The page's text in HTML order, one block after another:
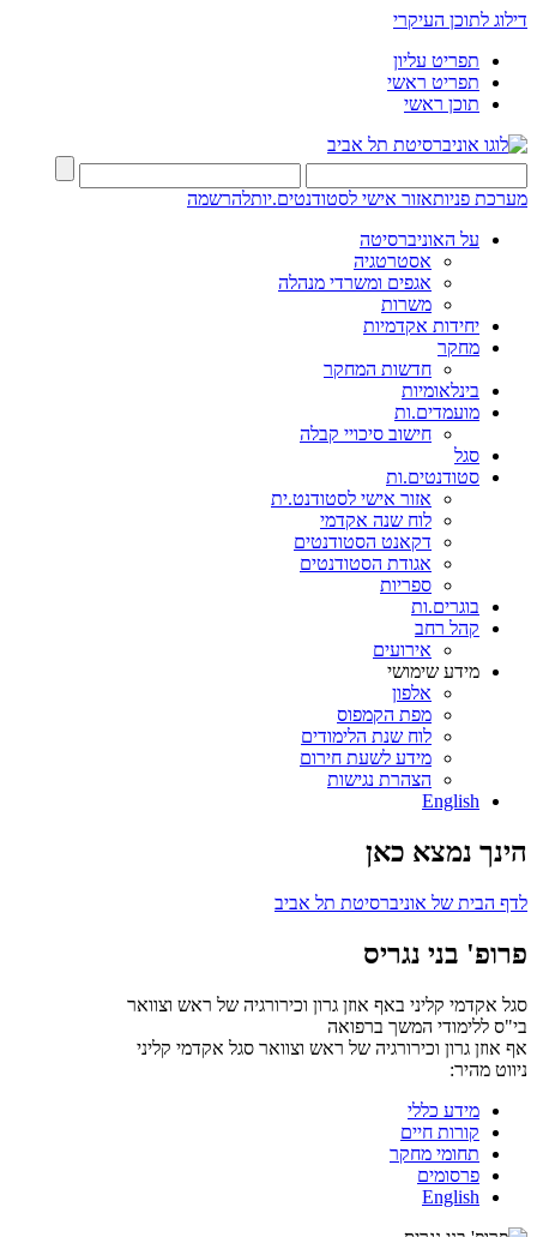
דילוג לתוכן העיקרי
תפריט עליון
תפריט ראשי
תוכן ראשי
מערכת פניותאזור אישי לסטודנטים.יותלהרשמה
על האוניברסיטה
אסטרטגיה
אגפים ומשרדי מנהלה
משרות
יחידות אקדמיות
מחקר
חדשות המחקר
בינלאומיות
מועמדים.ות
חישוב סיכויי קבלה
סגל
סטודנטים.ות
אזור אישי לסטודנט.ית
לוח שנה אקדמי
דקאנט הסטודנטים
אגודת הסטודנטים
ספריות
בוגרים.ות
קהל רחב
אירועים
מידע שימושי
אלפון
מפת הקמפוס
לוח שנת הלימודים
מידע לשעת חירום
הצהרת נגישות
English
הינך נמצא כאן
לדף הבית של אוניברסיטת תל אביב
פרופ' בני נגריס
סגל אקדמי קליני באף אוזן גרון וכירורגיה של ראש וצוואר
בי"ס ללימודי המשך ברפואה
אף אוזן גרון וכירורגיה של ראש וצוואר סגל אקדמי קליני
ניווט מהיר:
מידע כללי
קורות חיים
תחומי מחקר
פרסומים
English